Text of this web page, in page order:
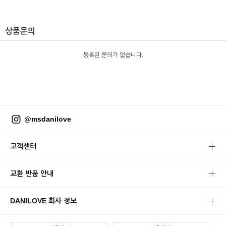
상품문의
등록된 문의가 없습니다.
@msdanilove
고객센터
교환 반품 안내
DANILOVE 회사 정보